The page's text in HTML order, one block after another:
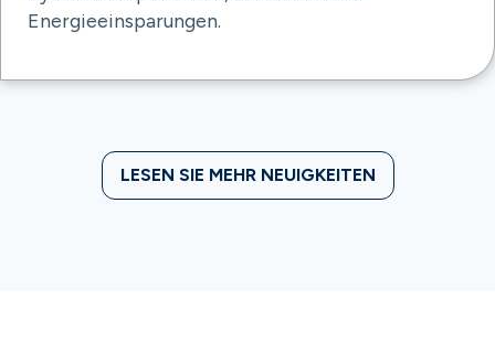
Energieeinsparungen.
LESEN SIE MEHR NEUIGKEITEN